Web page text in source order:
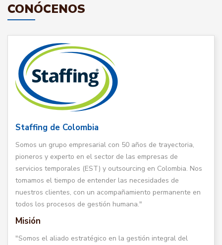
CONÓCENOS
Staffing de Colombia
Somos un grupo empresarial con 50 años de trayectoria,
pioneros y experto en el sector de las empresas de
servicios temporales (EST) y outsourcing en Colombia. Nos
tomamos el tiempo de entender las necesidades de
nuestros clientes, con un acompañamiento permanente en
todos los procesos de gestión humana."
Misión
"Somos el aliado estratégico en la gestión integral del